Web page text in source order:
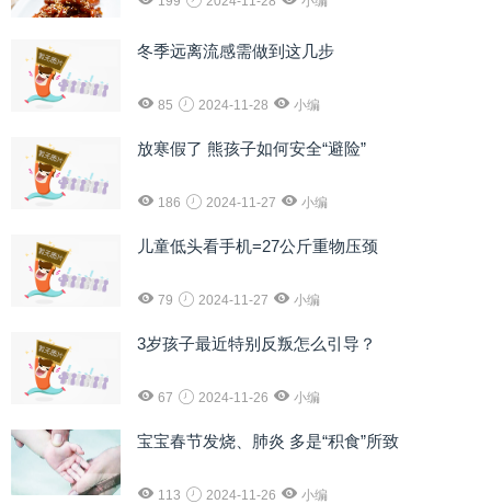
冬季远离流感需做到这几步
85 2024-11-28 小编
放寒假了 熊孩子如何安全“避险”
186 2024-11-27 小编
儿童低头看手机=27公斤重物压颈
79 2024-11-27 小编
3岁孩子最近特别反叛怎么引导？
67 2024-11-26 小编
宝宝春节发烧、肺炎 多是“积食”所致
113 2024-11-26 小编